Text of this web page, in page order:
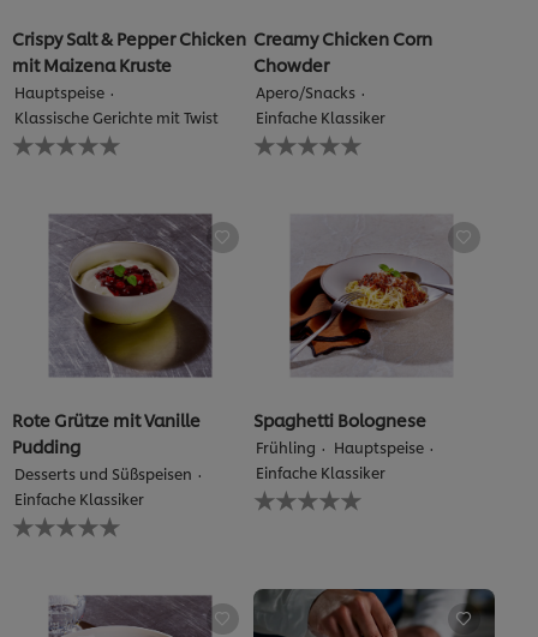
Crispy Salt & Pepper Chicken
mit Maizena Kruste
Hauptspeise
Klassische Gerichte mit Twist
Keine
Bewertungen
recipe
abgegeben
Creamy Chicken Corn
Chowder
Apero/Snacks
Einfache Klassiker
Keine
Bewertungen
Rote Grütze mit Vanille
Pudding
Desserts und Süßspeisen
Einfache Klassiker
Keine
Bewertungen
recipe
abgegeben
Spaghetti Bolognese
Frühling
Hauptspeise
Einfache Klassiker
Keine
Bewertungen
abgegeben